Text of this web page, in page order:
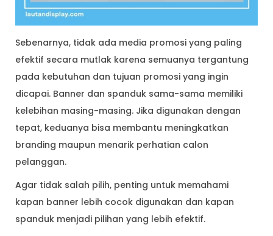
Sebenarnya, tidak ada media promosi yang paling
efektif secara mutlak karena semuanya tergantung
pada kebutuhan dan tujuan promosi yang ingin
dicapai. Banner dan spanduk sama-sama memiliki
kelebihan masing-masing. Jika digunakan dengan
tepat, keduanya bisa membantu meningkatkan
branding maupun menarik perhatian calon
pelanggan.
Agar tidak salah pilih, penting untuk memahami
kapan banner lebih cocok digunakan dan kapan
spanduk menjadi pilihan yang lebih efektif.